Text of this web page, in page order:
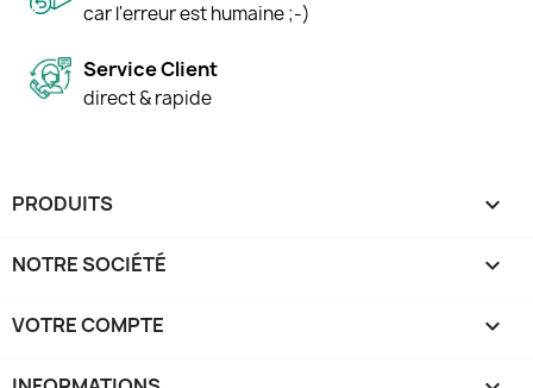
car l'erreur est humaine ;-)
Service Client
direct & rapide
PRODUITS 
NOTRE SOCIÉTÉ 
VOTRE COMPTE 